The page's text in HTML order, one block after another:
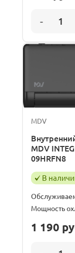
MDV
MDV
09HRFN8
В
Мощность
1 190